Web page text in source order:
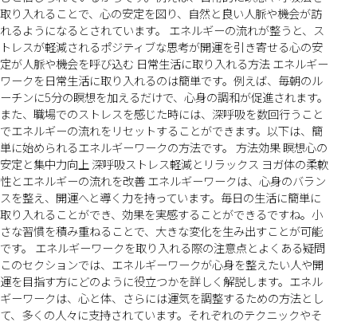
取り入れることで、心の安定を図り、自然と良い人脈や機会が訪
れるようになるとされています。 エネルギーの流れが整うと、ス
トレスが軽減されるポジティブな思考が開運を引き寄せる心の安
定が人脈や機会を呼び込む 日常生活に取り入れる方法 エネルギー
ワークを日常生活に取り入れるのは簡単です。例えば、毎朝のル
ーチンに5分の瞑想を加えるだけで、心身の調和が促進されます。
また、職場でのストレスを感じた時には、深呼吸を数回行うこと
でエネルギーの流れをリセットすることができます。以下は、簡
単に始められるエネルギーワークの方法です。 方法効果 瞑想心の
安定と集中力向上 深呼吸ストレス軽減とリラックス ヨガ体の柔軟
性とエネルギーの流れを改善 エネルギーワークは、心身のバラン
スを整え、開運へと導く力を持っています。毎日の生活に簡単に
取り入れることができ、効果を実感することができるですね。小
さな習慣を積み重ねることで、大きな変化を生み出すことが可能
です。 エネルギーワークを取り入れる際の注意点とよくある疑問
このセクションでは、エネルギーワークが心身を整えたい人や開
運を目指す方にどのように役立つかを詳しく解説します。エネル
ギーワークは、心と体、さらには運気を調整するための方法とし
て、多くの人々に支持されています。それぞれのテクニックやそ